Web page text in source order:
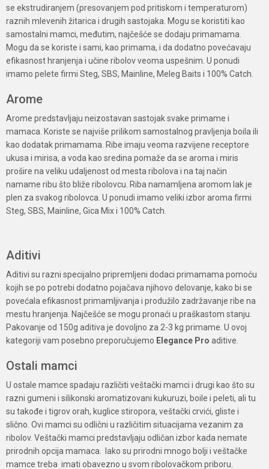
se ekstrudiranjem (presovanjem pod pritiskom i temperaturom)
raznih mlevenih žitarica i drugih sastojaka. Mogu se koristiti kao
samostalni mamci, međutim, najčešće se dodaju primamama.
Mogu da se koriste i sami, kao primama, i da dodatno povećavaju
efikasnost hranjenja i učine ribolov veoma uspešnim. U ponudi
imamo pelete firmi Steg, SBS, Mainline, Meleg Baits i 100% Catch.
Arome
Arome predstavljaju neizostavan sastojak svake primame i
mamaca. Koriste se najviše prilikom samostalnog pravljenja boila ili
kao dodatak primamama. Ribe imaju veoma razvijene receptore
ukusa i mirisa, a voda kao sredina pomaže da se aroma i miris
prošire na veliku udaljenost od mesta ribolova i na taj način
namame ribu što bliže ribolovcu. Riba namamljena aromom lak je
plen za svakog ribolovca. U ponudi imamo veliki izbor aroma firmi
Steg, SBS, Mainline, Gica Mix i 100% Catch.
Aditivi
Aditivi su razni specijalno pripremljeni dodaci primamama pomoću
kojih se po potrebi dodatno pojačava njihovo delovanje, kako bi se
povećala efikasnost primamljivanja i produžilo zadržavanje ribe na
mestu hranjenja. Najčešće se mogu pronaći u praškastom stanju.
Pakovanje od 150g aditiva je dovoljno za 2-3 kg primame. U ovoj
kategoriji vam posebno preporučujemo Elegance Pro aditive.
Ostali mamci
U ostale mamce spadaju različiti veštački mamci i drugi kao što su
razni gumeni i silikonski aromatizovani kukuruzi, boile i peleti, ali tu
su takođe i tigrov orah, kuglice stiropora, veštački crvići, gliste i
slično. Ovi mamci su odlični u različitim situacijama vezanim za
ribolov. Veštački mamci predstavljaju odličan izbor kada nemate
prirodnih opcija mamaca. Iako su prirodni mnogo bolji i veštačke
mamce treba imati obavezno u svom ribolovačkom priboru.